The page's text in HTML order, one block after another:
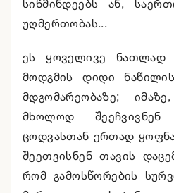
სიწმინდეებს ან,
უღმერთობას...
ეს ყოველივე ნათლად
მოდგმის დიდი
მდგომარეობაზე;
მხოლოდ
ცოდვასთან ერთად
შეეთვისნენ თავის
რომ გამოსწორების